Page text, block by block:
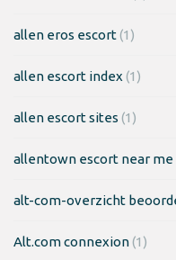
allen eros escort(1)
allen escort index (1)
allen escort sites (1)
allentown escort near me
alt-com-overzicht
Alt.com connexion(1)